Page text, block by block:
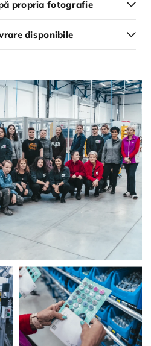
propria fotografie
disponibile